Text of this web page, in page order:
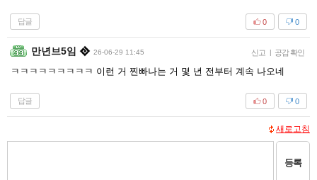
답글 0
0
만년브5임 26-06-29 11:45 신고 | 공감 확인
ㅋㅋㅋㅋㅋㅋㅋㅋㅋ 이런 거 찐빠나는 거 몇 년 전부터 계속 나오네
답글 0
0
새로고침
등록